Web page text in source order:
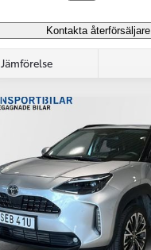
Kontakta återförsäljare
Jämförelse